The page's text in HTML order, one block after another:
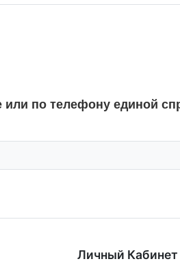
по телефону единой
Личный Кабинет